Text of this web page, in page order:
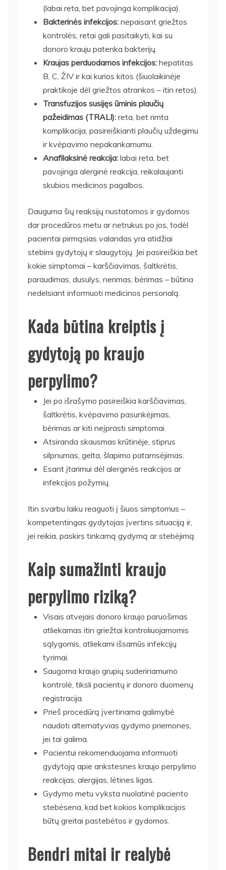
(labai reta, bet pavojinga komplikacija).
Bakterinės infekcijos: nepaisant griežtos
kontrolės, retai gali pasitaikyti, kai su
donoro krauju patenka bakterijų.
Kraujas perduodamos infekcijos: hepatitas
B, C, ŽIV ir kai kurios kitos (šiuolaikinėje
praktikoje dėl griežtos atrankos – itin retos).
Transfuzijos susijęs ūminis plaučių
pažeidimas (TRALI): reta, bet rimta
komplikacija, pasireiškianti plaučių uždegimu
ir kvėpavimo nepakankamumu.
Anafilaksinė reakcija: labai reta, bet
pavojinga alerginė reakcija, reikalaujanti
skubios medicinos pagalbos.
Dauguma šių reaksijų nustatomos ir gydomos
dar procedūros metu ar netrukus po jos, todėl
pacientai pirmąsias valandas yra atidžiai
stebimi gydytojų ir slaugytojų. Jei pasireiškia bet
kokie simptomai – karščiavimas, šaltkrėtis,
paraudimas, dusulys, nerimas, bėrimas – būtina
nedelsiant informuoti medicinos personalą.
Kada būtina kreiptis į
gydytoją po kraujo
perpylimo?
Jei po išrašymo pasireiškia karščiavimas,
šaltkrėtis, kvėpavimo pasunkėjimas,
bėrimas ar kiti neįprasti simptomai.
Atsiranda skausmas krūtinėje, stiprus
silpnumas, gelta, šlapimo patamsėjimas.
Esant įtarimui dėl alerginės reakcijos ar
infekcijos požymių.
Itin svarbu laiku reaguoti į šiuos simptomus –
kompetentingas gydytojas įvertins situaciją ir,
jei reikia, paskirs tinkamą gydymą ar stebėjimą.
Kaip sumažinti kraujo
perpylimo riziką?
Visais atvejais donoro kraujo paruošimas
atliekamas itin griežtai kontroliuojamomis
sąlygomis, atliekami išsamūs infekcijų
tyrimai.
Saugoma kraujo grupių suderinamumo
kontrolė, tiksli pacientų ir donoro duomenų
registracija.
Prieš procedūrą įvertinama galimybė
naudoti alternatyvias gydymo priemones,
jei tai galima.
Pacientui rekomenduojama informuoti
gydytoją apie ankstesnes kraujo perpylimo
reakcijas, alergijas, lėtines ligas.
Gydymo metu vyksta nuolatinė paciento
stebėsena, kad bet kokios komplikacijos
būtų greitai pastebėtos ir gydomos.
Bendri mitai ir realybė